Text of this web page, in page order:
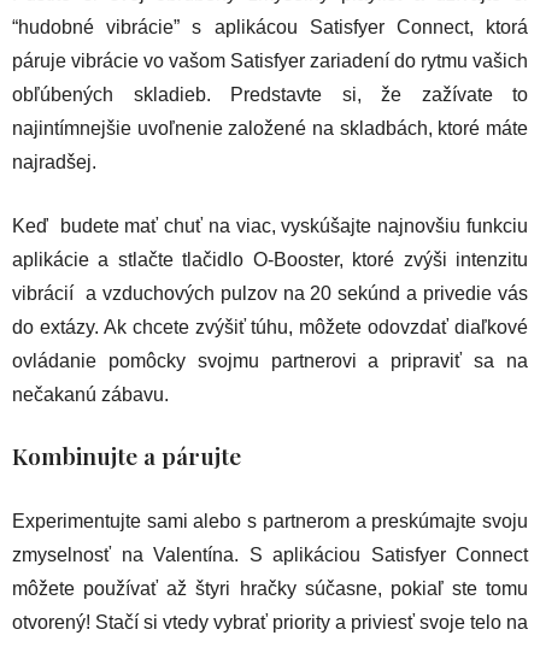
“hudobné vibrácie” s aplikácou Satisfyer Connect, ktorá
páruje vibrácie vo vašom Satisfyer zariadení do rytmu vašich
obľúbených skladieb. Predstavte si, že zažívate to
najintímnejšie uvoľnenie založené na skladbách, ktoré máte
najradšej.
Keď budete mať chuť na viac, vyskúšajte najnovšiu funkciu
aplikácie a stlačte tlačidlo O-Booster, ktoré zvýši intenzitu
vibrácií a vzduchových pulzov na 20 sekúnd a privedie vás
do extázy. Ak chcete zvýšiť túhu, môžete odovzdať diaľkové
ovládanie pomôcky svojmu partnerovi a pripraviť sa na
nečakanú zábavu.
Kombinujte a párujte
Experimentujte sami alebo s partnerom a preskúmajte svoju
zmyselnosť na Valentína. S aplikáciou Satisfyer Connect
môžete používať až štyri hračky súčasne, pokiaľ ste tomu
otvorený! Stačí si vtedy vybrať priority a priviesť svoje telo na